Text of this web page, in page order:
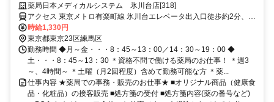
せた働き方が可能です！
薬局日本メディカルシステム 氷川台店[318]
アクセス 東京メトロ有楽町線 氷川台エレベータ出入口徒歩約2分、西
武有楽町線 新桜台1番口徒歩約15分、東京メトロ有楽町線/東京メト
ロ副都心線 平和台（東京都）2番口(エレベータ)徒歩約17分
時給1,330円
東京都東京23区練馬区
勤務時間 ◆月～金・・・8：45～13：00／14：30～19：00 ◆
土・・・8：45～13：30 ＊資格不問で働ける薬局のお仕事！ ＊週3
～、4時間～ ＊土曜（月2回程度）含めて勤務可能な方 ＊薬...
仕事内容 ★薬局での事務・販売のお仕事★ ■オリジナル商品（健康食
品・化粧品）の接客販売 ■処方箋の受付 ■処方箋内容(薬の番号など)